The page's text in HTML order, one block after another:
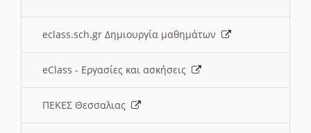
eclass.sch.gr Δημιουργία μαθημάτων
eClass - Εργασίες και ασκήσεις
ΠΕΚΕΣ Θεσσαλιας